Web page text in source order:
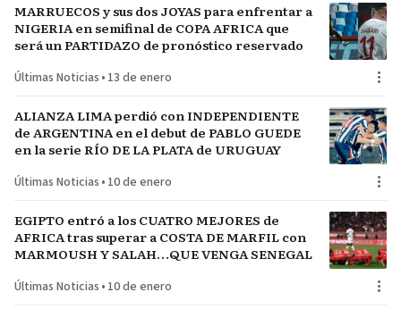
MARRUECOS y sus dos JOYAS para enfrentar a
NIGERIA en semifinal de COPA AFRICA que
será un PARTIDAZO de pronóstico reservado
Últimas Noticias • 13 de enero
ALIANZA LIMA perdió con INDEPENDIENTE
de ARGENTINA en el debut de PABLO GUEDE
en la serie RÍO DE LA PLATA de URUGUAY
Últimas Noticias • 10 de enero
EGIPTO entró a los CUATRO MEJORES de
AFRICA tras superar a COSTA DE MARFIL con
MARMOUSH Y SALAH…QUE VENGA SENEGAL
Últimas Noticias • 10 de enero